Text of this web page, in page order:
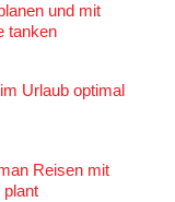
und mit
tanken
Urlaub optimal
Reisen mit